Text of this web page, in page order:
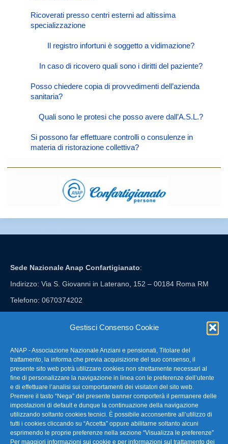
Gestisci Consenso Cookie
ANAP - Associazione Nazionale Anziani e pensionati, Titolare del
trattamento, la informa che previa acquisizione del suo consenso, il
presente sito web potrà utilizzare cookies non strettamente necessari al
fine di personalizzare la navigazione in linea con le preferenze dell’utente
e di effettuare l’analisi sui comportamenti dei visitatori del sito web.
Premere il tasto “Nega” del presente banner comporterà il permanere delle
impostazioni di default e dunque la continuazione della navigazione
utilizzando soltanto cookies tecnici. È possibile acconsentire all’utilizzo di
tutti i cookies cliccando su “Accetta” oppure abilitarne soltanto alcuni
esprimendo le proprie preferenze nella sezione “Visualizza le preferenze”
Per maggiori informazioni sui cookie e per informazioni sul trattamento dei
Ricoverati presso centri esterni ad altissima
specializzazione
Il registro infortuni è soggetto a vidimazione?
In caso di ricovero quali sono i diritti del paziente?
Posso chiedere copia di provvedimenti dell’azienda
sanitaria?
Quali sono le protesi che posso avere dall’A.S.L.?
Si possono far effettuare controlli o consulenze in
materia di ristorazione collettiva?
Sede Nazionale Anap Confartigianato:
Indirizzo: Via S. Giovanni in Laterano, 152 – 00184 Roma RM
Telefono: 0670374202
FAQ – Domande Frequenti
La nostra Newsletter
Link Utili
TG Confartigianato